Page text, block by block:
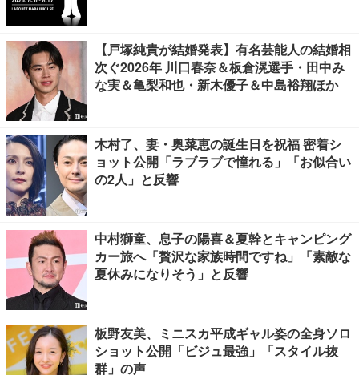
【戸塚純貴が結婚発表】有名芸能人の結婚相
次ぐ2026年 川口春奈＆板倉滉選手・田中み
な実＆亀梨和也・新木優子＆中島裕翔ほか
木村了、妻・奥菜恵の誕生日を祝福 密着シ
ョット公開「ラブラブで憧れる」「お似合い
の2人」と反響
中村獅童、息子の陽喜＆夏幹とキャンピング
カー旅へ「贅沢な家族時間ですね」「素敵な
夏休みになりそう」と反響
板野友美、ミニスカ平成ギャル姿の全身ソロ
ショット公開「ビジュ最強」「スタイル抜
群」の声